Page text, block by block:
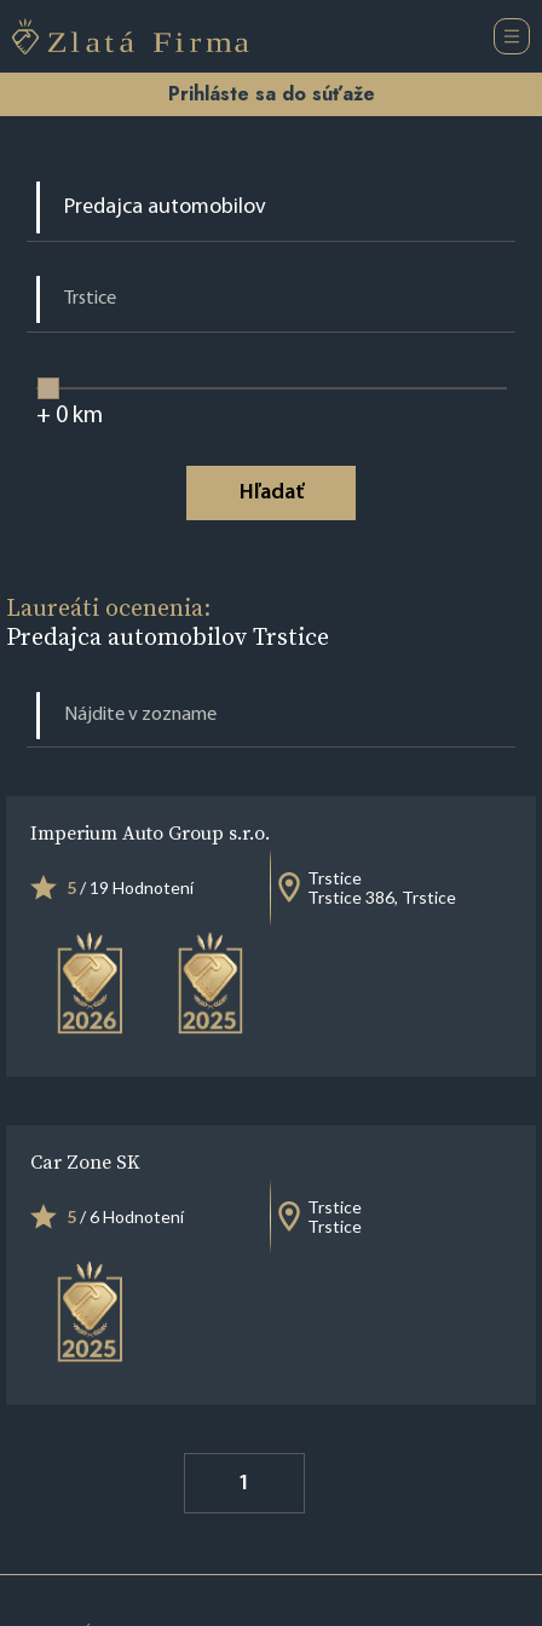
Prihláste sa do súťaže
+ 0km
Hľadať
Laureáti ocenenia:
Predajca automobilov Trstice
Imperium Auto Group s.r.o.
5/ 19 Hodnotení
Trstice
Trstice 386, Trstice
Car Zone SK
5/ 6 Hodnotení
Trstice
Trstice
1